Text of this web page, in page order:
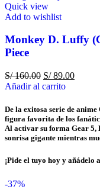
Quick view
Add to wishlist
Monkey D. Luffy
Piece
S/160.00 S/89.00
Añadir al carrito
De la exitosa serie de
figura favorita de los
Al activar su forma Gear 5,
sonrisa gigante mientras
¡Pide el tuyo hoy y añádelo
-37%